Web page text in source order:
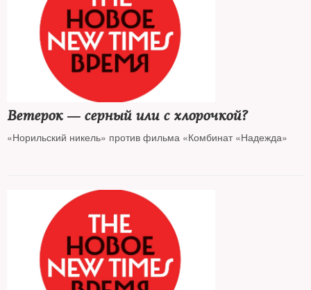
Ветерок — серный или с хлорочкой?
«Норильский никель» против фильма «Комбинат «Надежда»